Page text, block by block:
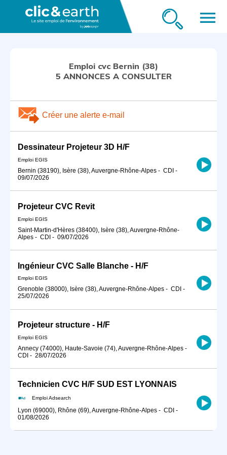
menu
Emploi cvc Bernin (38)
5 ANNONCES A CONSULTER
Créer une alerte e-mail
Dessinateur Projeteur 3D H/F
Emploi EGIS
Bernin (38190), Isère (38), Auvergne-Rhône-Alpes - CDI -
09/07/2026
Projeteur CVC Revit
Emploi EGIS
Saint-Martin-d'Hères (38400), Isère (38), Auvergne-Rhône-
Alpes - CDI - 09/07/2026
Ingénieur CVC Salle Blanche - H/F
Emploi EGIS
Grenoble (38000), Isère (38), Auvergne-Rhône-Alpes - CDI -
25/07/2026
Projeteur structure - H/F
Emploi EGIS
Annecy (74000), Haute-Savoie (74), Auvergne-Rhône-Alpes -
CDI - 28/07/2026
Technicien CVC H/F SUD EST LYONNAIS
Emploi Adsearch
Lyon (69000), Rhône (69), Auvergne-Rhône-Alpes - CDI -
01/08/2026